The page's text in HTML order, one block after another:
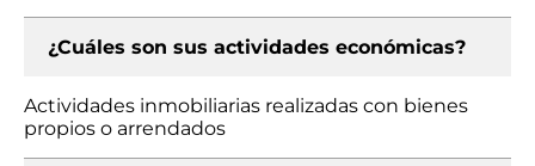
¿Cuáles son sus actividades económicas?
Actividades inmobiliarias realizadas con bienes
propios o arrendados